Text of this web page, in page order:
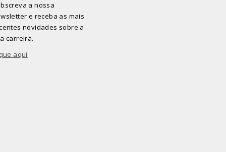
a nossa
e receba as mais
novidades sobre a
carreira.
aqui